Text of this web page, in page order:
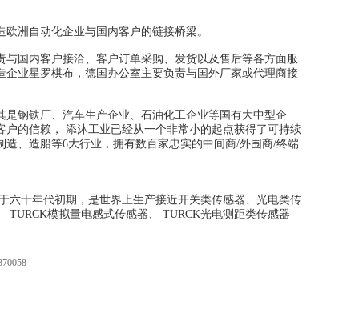
洲自动化企业与国内客户的链接桥梁。
国内客户接洽、客户订单采购、发货以及售后等各方面服
业星罗棋布，德国办公室主要负责与国外厂家或代理商接
钢铁厂、汽车生产企业、石油化工企业等国有大中型企
的信赖， 添沐工业已经从一个非常小的起点获得了可持续
、造船等6大行业，拥有数百家忠实的中间商/外围商/终端
六十年代初期，是世界上生产接近开关类传感器、光电类传
TURCK模拟量电感式传感器、 TURCK光电测距类传感器